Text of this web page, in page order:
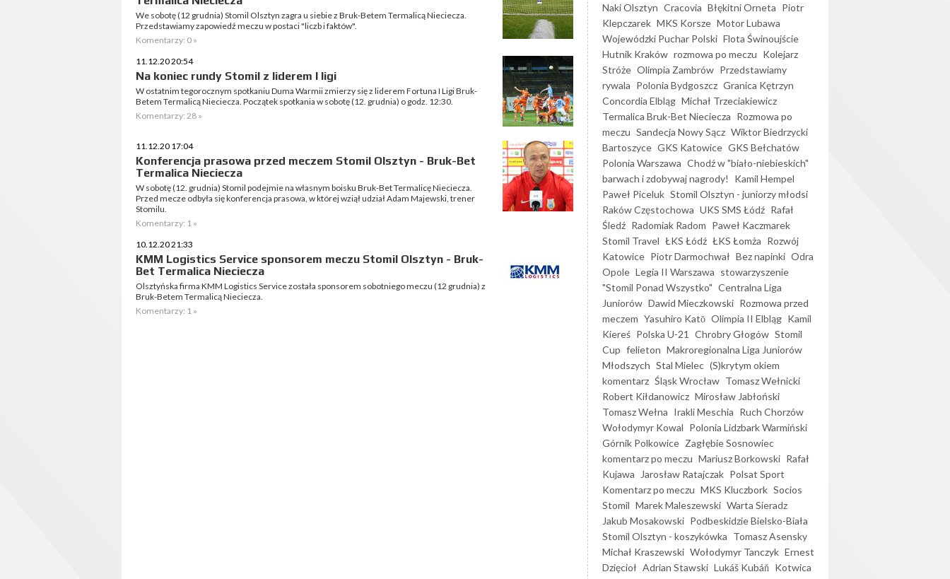
We sobotę (12 grudnia) Stomil Olsztyn zagra u siebie z Bruk-Betem Termalicą Nieciecza.
Przedstawiamy zapowiedź meczu w postaci "liczb i faktów".
Komentarzy: 0 »
11.12.20 20:54
Na koniec rundy Stomil z liderem I ligi
W ostatnim tegorocznym spotkaniu Duma Warmii zmierzy się z liderem Fortuna I Ligi Bruk-
Betem Termalicą Nieciecza. Początek spotkania w sobotę (12. grudnia) o godz. 12:30.
Komentarzy: 28 »
11.12.20 17:04
Konferencja prasowa przed meczem Stomil Olsztyn - Bruk-Bet
Termalica Nieciecza
W sobotę (12. grudnia) Stomil podejmie na własnym boisku Bruk-Bet Termalicę Nieciecza.
Przed mecze odbyła się konferencja prasowa, w której wziął udział Adam Majewski, trener
Stomilu.
Komentarzy: 1 »
10.12.20 21:33
KMM Logistics Service sponsorem meczu Stomil Olsztyn - Bruk-
Bet Termalica Nieciecza
Olsztyńska firma KMM Logistics Service została sponsorem sobotniego meczu (12 grudnia) z
Bruk-Betem Termalicą Nieciecza.
Komentarzy: 1 »
Naki Olsztyn Cracovia Błękitni Orneta Piotr
Klepczarek MKS Korsze Motor Lubawa
Wojewódzki Puchar Polski Flota Świnoujście
Hutnik Kraków rozmowa po meczu Kolejarz
Stróże Olimpia Zambrów Przedstawiamy
rywala Polonia Bydgoszcz Granica Kętrzyn
Concordia Elbląg Michał Trzeciakiewicz
Termalica Bruk-Bet Nieciecza Rozmowa po
meczu Sandecja Nowy Sącz Wiktor Biedrzycki
Bartoszyce GKS Katowice GKS Bełchatów
Polonia Warszawa Chodź w "biało-niebieskich"
barwach i zdobywaj nagrody!
Kamil Hempel
Paweł Piceluk Stomil Olsztyn - juniorzy młodsi
Raków Częstochowa UKS SMS Łódź Rafał
Śledź Radomiak Radom Paweł Kaczmarek
Stomil Travel ŁKS Łódź ŁKS Łomża Rozwój
Katowice Piotr Darmochwał Bez napinki Odra
Opole Legia II Warszawa stowarzyszenie
"Stomil Ponad Wszystko" Centralna Liga
Juniorów Dawid Mieczkowski Rozmowa przed
meczem Yasuhiro Katō Olimpia II Elbląg Kamil
Kiereś Polska U-21 Chrobry Głogów Stomil
Cup felieton Makroregionalna Liga Juniorów
Młodszych Stal Mielec (S)krytym okiem
komentarz Śląsk Wrocław Tomasz Wełnicki
Robert Kiłdanowicz Mirosław Jabłoński
Tomasz Wełna Irakli Meschia Ruch Chorzów
Wołodymyr Kowal Polonia Lidzbark Warmiński
Górnik Polkowice Zagłębie Sosnowiec
komentarz po meczu Mariusz Borkowski Rafał
Kujawa
Jarosław Ratajczak Polsat Sport
Komentarz po meczu MKS Kluczbork Socios
Stomil Marek Maleszewski Warta Sieradz
Jakub Mosakowski Podbeskidzie Bielsko-Biała
Stomil Olsztyn - koszykówka Tomasz Asensky
Michał Kraszewski Wołodymyr Tanczyk Ernest
Dzięcioł Adrian Stawski Lukáš Kubáň Kotwica